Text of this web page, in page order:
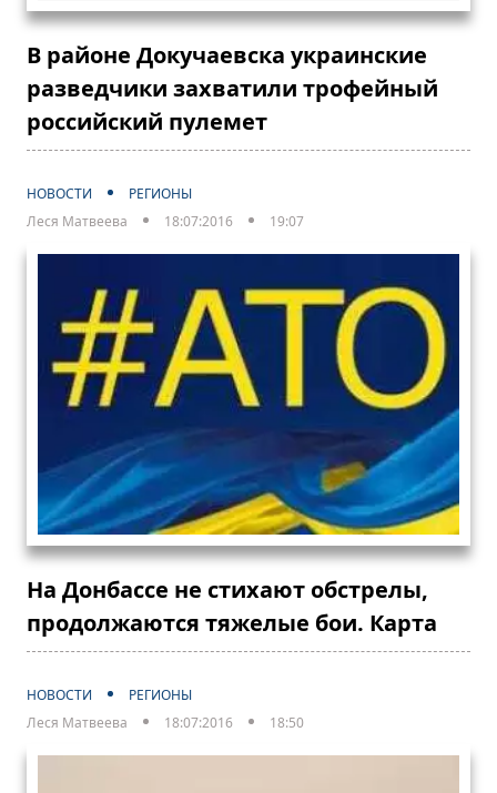
В районе Докучаевска украинские
разведчики захватили трофейный
российский пулемет
НОВОСТИ
РЕГИОНЫ
Леся Матвеева
18:07:2016 19:07
На Донбассе не стихают обстрелы,
продолжаются тяжелые бои. Карта
НОВОСТИ
РЕГИОНЫ
Леся Матвеева
18:07:2016 18:50